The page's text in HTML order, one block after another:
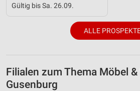
Gültig bis Sa. 26.09.
ALLE
Filialen zum Thema Möbel
Gusenburg